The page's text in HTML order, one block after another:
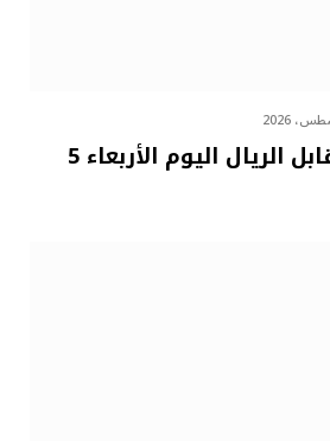
أسعار العملات مقابل الريال اليوم الأربعاء 5